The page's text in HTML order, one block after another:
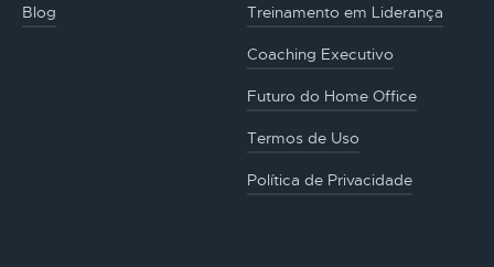
Blog Treinamento em Liderança
Coaching Executivo
Futuro do Home Office
Termos de Uso
Política de Privacidade